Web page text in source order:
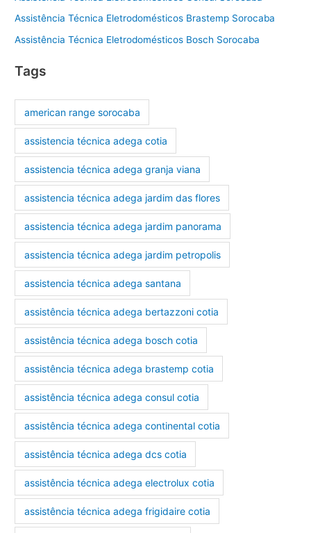
Assistência Técnica Eletrodomésticos Brastemp Sorocaba
Assistência Técnica Eletrodomésticos Bosch Sorocaba
Tags
american range sorocaba
assistencia técnica adega cotia
assistencia técnica adega granja viana
assistencia técnica adega jardim das flores
assistencia técnica adega jardim panorama
assistencia técnica adega jardim petropolis
assistencia técnica adega santana
assistência técnica adega bertazzoni cotia
assistência técnica adega bosch cotia
assistência técnica adega brastemp cotia
assistência técnica adega consul cotia
assistência técnica adega continental cotia
assistência técnica adega dcs cotia
assistência técnica adega electrolux cotia
assistência técnica adega frigidaire cotia